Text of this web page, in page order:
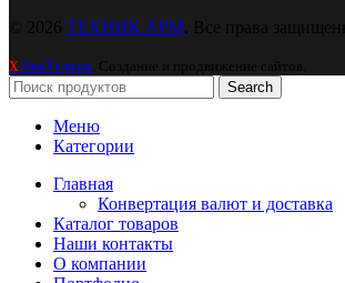
© 2026 ТЕХНИК АРМ . Все права
X-SeoУслуга . Создание и продвижение сайтов.
Search
Меню
Категории
Главная
Конвертация валют и доставка
Каталог товаров
Наши контакты
О компании